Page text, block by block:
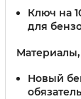
Ключ на
для
Материалы,
Новый